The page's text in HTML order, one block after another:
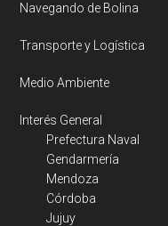
Navegando de Bolina
Transporte y Logística
Medio Ambiente
Interés General
Prefectura Naval
Gendarmería
Mendoza
Córdoba
Jujuy